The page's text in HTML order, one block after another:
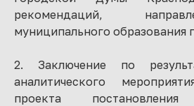
рекомендаций,
муниципального образования
2. Заключение по
аналитического
проекта постановления